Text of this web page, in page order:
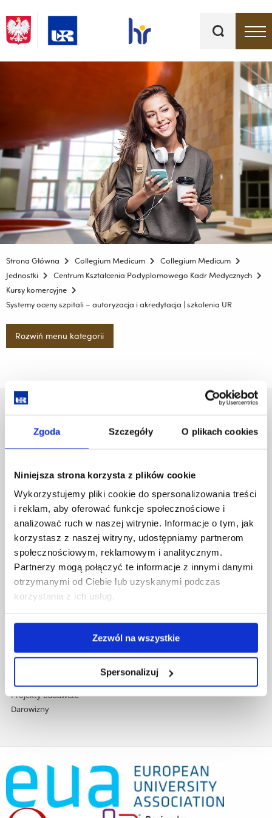
Zgoda Szczegóły O plikach cookies
Niniejsza strona korzysta z plików cookie
Wykorzystujemy pliki cookie do spersonalizowania treści
i reklam, aby oferować funkcje społecznościowe i
analizować ruch w naszej witrynie. Informacje o tym, jak
korzystasz z naszej witryny, udostępniamy partnerom
społecznościowym, reklamowym i analitycznym.
Partnerzy mogą połączyć te informacje z innymi danymi
otrzymanymi od Ciebie lub uzyskanymi podczas
korzystania z ich usług.
Zezwól na wszystkie
Spersonalizuj
kluczowe
Strona Główna Collegium Medicum
Collegium Medicum
Jednostki
Centrum Kształcenia Podyplomowego Kadr Medycznych
Kursy komercyjne
Systemy oceny szpitali – autoryzacja i akredytacja | szkolenia UR
Rozwiń menu kategorii
Al. Tadeusza Rejtana 16C
Pomiń
nawigację
przejdź
do
treści
Polityka prywatności
Biblioteka
Wydawnictwo
Covid info
Studia podyplomowe
Praca na UR
Zamówienia publiczne
Fundusze strukturalne
Projekty współfinansowane przez UE
Wynajem sal
Dane kontaktowe
Deklaracja dostępności cyfrowej
Projekty badawcze
Darowizny